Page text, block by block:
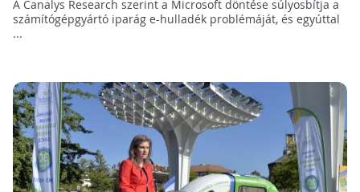
A Canalys Research szerint a Microsoft döntése súlyosbítja a
számítógépgyártó iparág e-hulladék problémáját, és egyúttal
...